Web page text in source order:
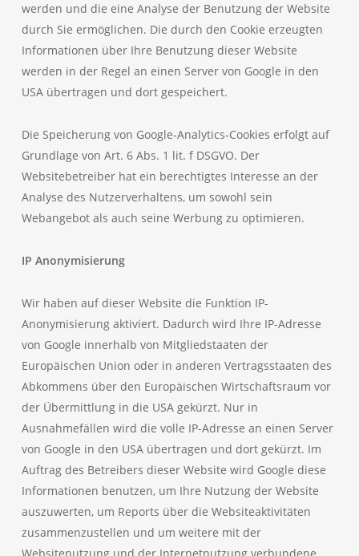
werden und die eine Analyse der Benutzung der Website
durch Sie ermöglichen. Die durch den Cookie erzeugten
Informationen über Ihre Benutzung dieser Website
werden in der Regel an einen Server von Google in den
USA übertragen und dort gespeichert.
Die Speicherung von Google-Analytics-Cookies erfolgt auf
Grundlage von Art. 6 Abs. 1 lit. f DSGVO. Der
Websitebetreiber hat ein berechtigtes Interesse an der
Analyse des Nutzerverhaltens, um sowohl sein
Webangebot als auch seine Werbung zu optimieren.
IP Anonymisierung
Wir haben auf dieser Website die Funktion IP-
Anonymisierung aktiviert. Dadurch wird Ihre IP-Adresse
von Google innerhalb von Mitgliedstaaten der
Europäischen Union oder in anderen Vertragsstaaten des
Abkommens über den Europäischen Wirtschaftsraum vor
der Übermittlung in die USA gekürzt. Nur in
Ausnahmefällen wird die volle IP-Adresse an einen Server
von Google in den USA übertragen und dort gekürzt. Im
Auftrag des Betreibers dieser Website wird Google diese
Informationen benutzen, um Ihre Nutzung der Website
auszuwerten, um Reports über die Websiteaktivitäten
zusammenzustellen und um weitere mit der